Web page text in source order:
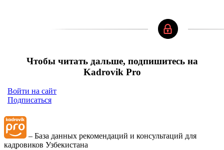
Чтобы читать дальше, подпишитесь на
Kadrovik Pro
Войти на сайт
Подписаться
– База данных рекомендаций и консультаций для
кадровиков Узбекистана